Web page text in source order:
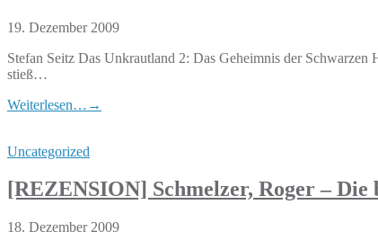
19. Dezember 2009
Stefan Seitz Das Unkrautland 2: Das Geheimnis der
stieß…
Weiterlesen… →
Uncategorized
[REZENSION] Schmelzer, Roger – Die
18. Dezember 2009